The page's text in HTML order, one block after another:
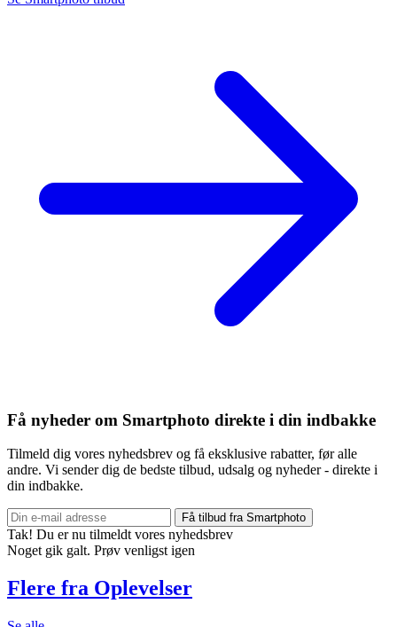
Få nyheder om Smartphoto direkte i din indbakke
Tilmeld dig vores nyhedsbrev og få eksklusive rabatter, før alle
andre. Vi sender dig de bedste tilbud, udsalg og nyheder - direkte i
din indbakke.
Få tilbud fra Smartphoto
Tak! Du er nu tilmeldt vores nyhedsbrev
Noget gik galt. Prøv venligst igen
Flere fra Oplevelser